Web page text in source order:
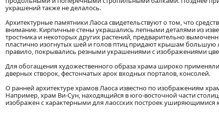
украшений также не делалось.
Архитектурные памятники Лаоса свидетельствуют о том, что
внимание. Кирпичные стены украшались лепными деталями из
тростника и некоторых других растений, предварительно
пластично изогнутых шей и голов птиц придают крышам большую
правило, покрывались резными украшениями с изображениями
Для обогащения художественного образа храма широко
дверных створок, фестончатых арок входных порталов, консолей.
О ранней архитектуре храмов Лаоса известно по изображениям
Например, храм Ви-Сун, находящийся в юго-восточной части
изображен с характерными для лаосских построек уширяющимися